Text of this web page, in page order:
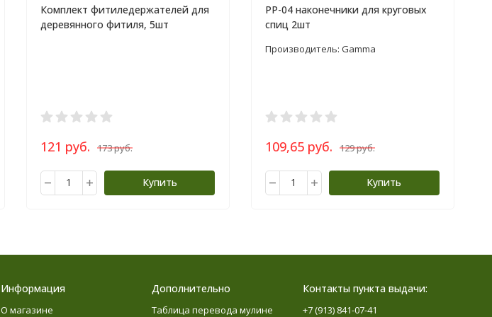
Комплект фитиледержателей для
деревянного фитиля, 5шт
121 руб. 173 руб.
Купить
PP-04 наконечники для круговых
спиц 2шт
Производитель: Gamma
109,65 руб. 129 руб.
Купить
Информация
О магазине
Дополнительно
Таблица перевода мулине
Контакты пункта выдачи:
+7 (913) 841-07-41